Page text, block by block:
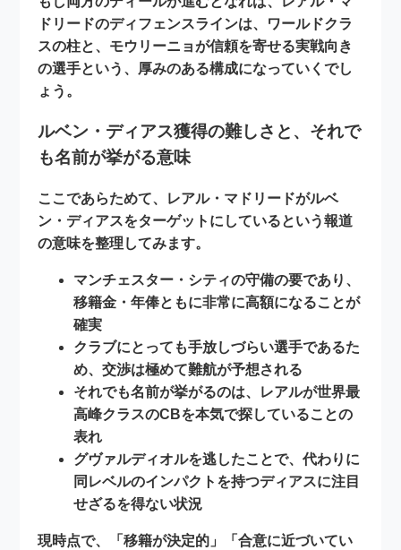
ドリードのディフェンスラインは、ワールドクラ
スの柱と、モウリーニョが信頼を寄せる実戦向き
の選手という、厚みのある構成になっていくでし
ょう。
ルベン・ディアス獲得の難しさと、それで
も名前が挙がる意味
ここであらためて、レアル・マドリードがルベ
ン・ディアスをターゲットにしているという報道
の意味を整理してみます。
マンチェスター・シティの守備の要であり、
移籍金・年俸ともに非常に高額になることが
確実
クラブにとっても手放しづらい選手であるた
め、交渉は極めて難航が予想される
それでも名前が挙がるのは、レアルが世界最
高峰クラスのCBを本気で探していることの
表れ
グヴァルディオルを逃したことで、代わりに
同レベルのインパクトを持つディアスに注目
せざるを得ない状況
現時点で、「移籍が決定的」「合意に近づいてい